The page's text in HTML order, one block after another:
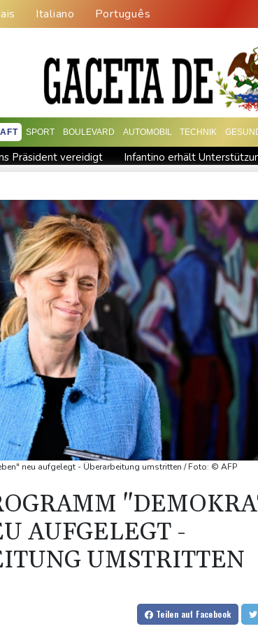
Italiano Português
SPORT BOULEVARD AUTOMOBIL TECHNIK
Präsident vereidigt
Infantino erhält
Cook
"Medizinische Bedenken": Asllani
gehen nach Nordrhein-Westfalen
Huthis im Jemen
US-Senat stimmt für
neu aufgelegt - Überarbeitung umstritten / Foto: © AFP
AUFGELEGT -
UMSTRITTEN
Teilen auf Facebook